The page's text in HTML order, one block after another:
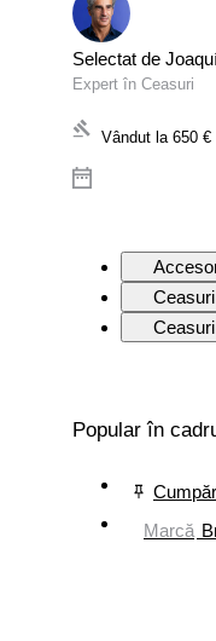
Selectat de
Expert în Ceasuri
Vândut la 650 €
Popular în
Marcă